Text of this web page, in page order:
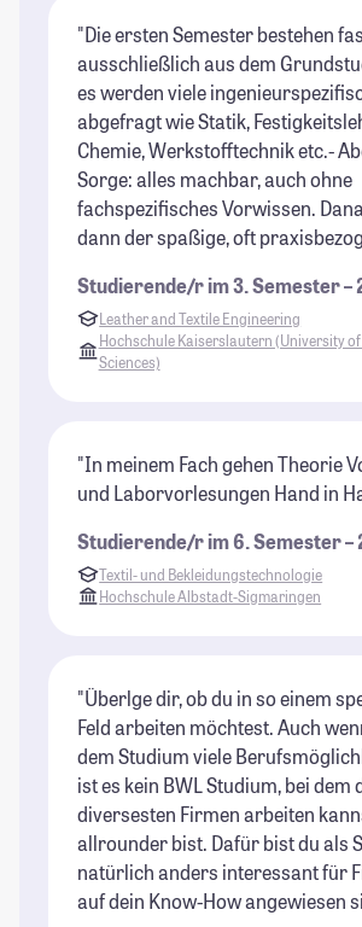
"Die ersten Semester bestehen
ausschließlich aus dem
es werden viele
abgefragt wie Statik,
Chemie, Werkstofftechnik etc.-
Sorge: alles machbar, auch ohne
fachspezifisches Vorwissen.
dann der spaßige, oft
Studierende/r im 3. Semester –
Leather and Textile Engineering
Hochschule Kaiserslautern (University
Sciences)
"In meinem Fach gehen Theorie
und Laborvorlesungen Hand in
Studierende/r im 6. Semester –
Textil- und Bekleidungstechnologie
Hochschule Albstadt-Sigmaringen
"Überlge dir, ob du in so einem
Feld arbeiten möchtest. Auch
dem Studium viele
ist es kein BWL Studium, bei dem
diversesten Firmen arbeiten
allrounder bist. Dafür bist du als
natürlich anders interessant für
auf dein Know-How angewiesen